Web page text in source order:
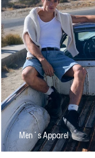
Men´s Apparel